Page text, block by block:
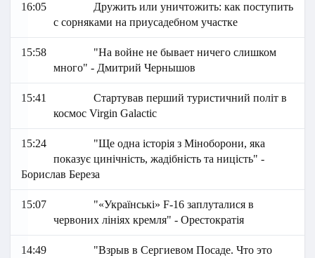
16:05
Дружить или уничтожить: как поступить
с сорняками на приусадебном участке
15:58
"На войне не бывает ничего слишком
много" - Дмитрий Чернышов
15:41
Стартував перший туристичний політ в
космос Virgin Galactic
15:24
"Ще одна історія з Міноборони, яка
показує цинічність, жадібність та ницість" -
Борислав Береза
15:07
"«Українські» F-16 заплуталися в
червоних лініях кремля" - Орестократія
14:49
"Взрыв в Сергиевом Посаде. Что это